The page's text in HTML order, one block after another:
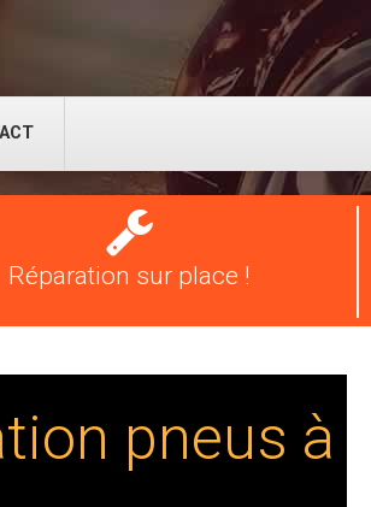
Réparation
pneus
Réparation sur place !
pneus à